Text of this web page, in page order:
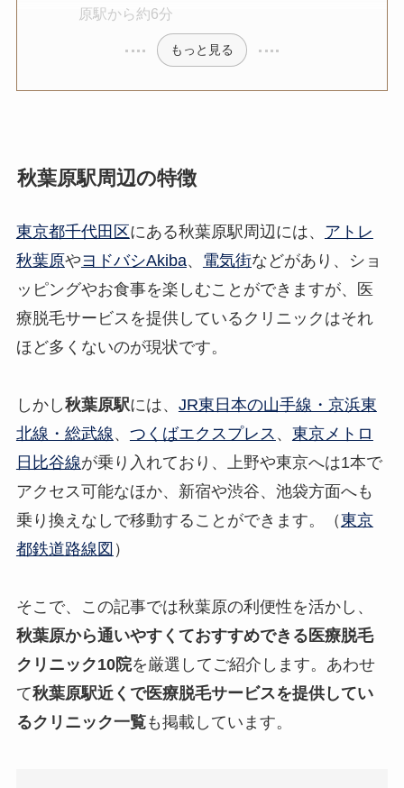
原駅から約6分
もっと見る
秋葉原駅周辺の特徴
東京都千代田区 にある秋葉原駅周辺には、 アトレ
秋葉原やヨドバシAkiba、 電気街などがあり、ショ
ッピングやお食事を楽しむことができますが、医
療脱毛サービスを提供しているクリニックはそれ
ほど多くないのが現状です。
しかし秋葉原駅には、 JR東日本の山手線・京浜東
北線・総武線、 つくばエクスプレス 、 東京メトロ
日比谷線が乗り入れており、上野や東京へは1本で
アクセス可能なほか、新宿や渋谷、池袋方面へも
乗り換えなしで移動することができます。（東京
都鉄道路線図 ）
そこで、この記事では秋葉原の利便性を活かし、
秋葉原から通いやすくておすすめできる医療脱毛
クリニック10院を厳選してご紹介します。あわせ
て秋葉原駅近くで医療脱毛サービスを提供してい
るクリニック一覧も掲載しています。